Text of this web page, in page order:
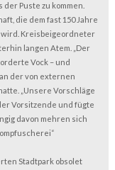
Puste zu kommen.
die dem fast 150 Jahre
Kreisbeigeordneter
langen Atem. „Der
Vock – und
der von externen
„Unsere Vorschläge
Vorsitzende und fügte
davon mehren sich
Stadtpark obsolet